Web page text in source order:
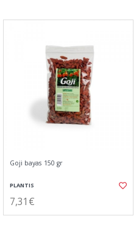
Goji bayas 150 gr
PLANTIS
7,31€